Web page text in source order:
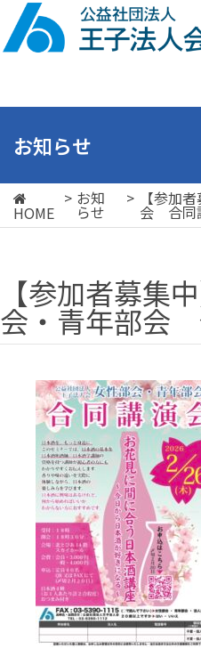
お知らせ
HOME
> お知
らせ
> 【参加
会 合同
【参加者募集
会・青年部会